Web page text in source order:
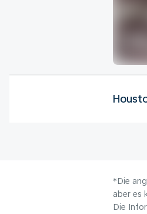
*Die
aber es
Die